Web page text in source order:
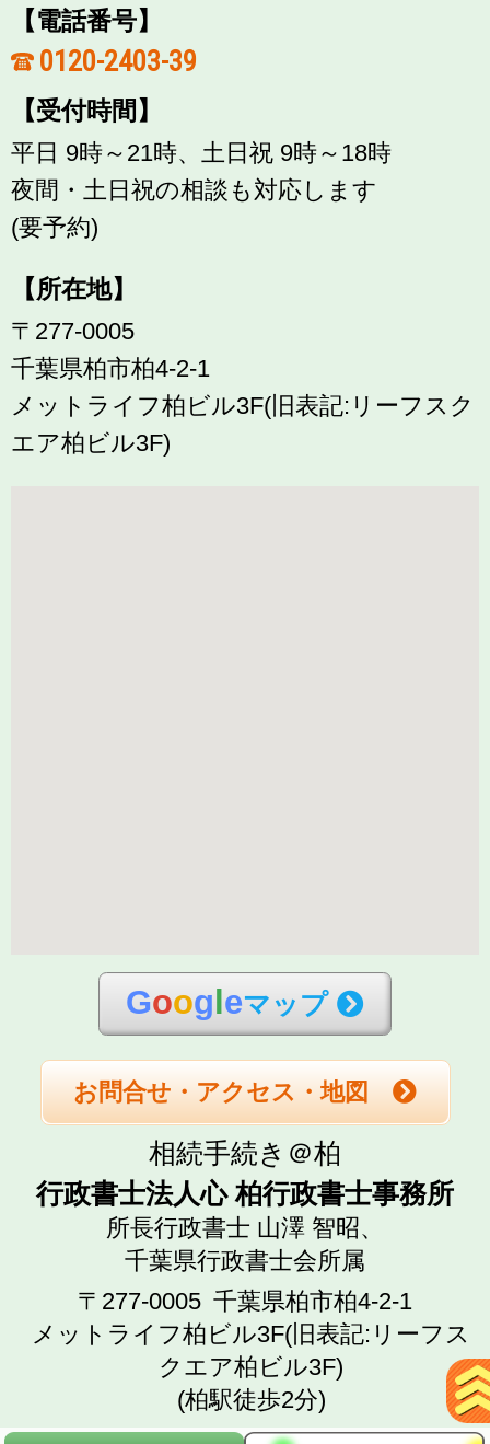
【電話番号】
0120-2403-39
【受付時間】
平日 9時～21時、土日祝 9時～18時
夜間・土日祝の相談も対応します
(要予約)
【所在地】
〒277-0005
千葉県柏市柏4-2-1
メットライフ柏ビル3F(旧表記:リーフスク
エア柏ビル3F)
Googleマップ
お問合せ・アクセス・地図
相続手続き＠柏
行政書士法人心 柏行政書士事務所
所長行政書士 山澤 智昭、
千葉県行政書士会所属
〒277-0005 千葉県柏市柏4-2-1
メットライフ柏ビル3F(旧表記:リーフス
クエア柏ビル3F)
(柏駅徒歩2分)